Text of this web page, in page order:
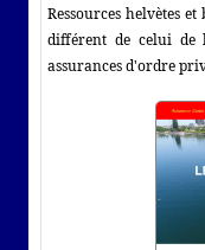
Ressources helvètes
différent de celui de
assurances d'ordre